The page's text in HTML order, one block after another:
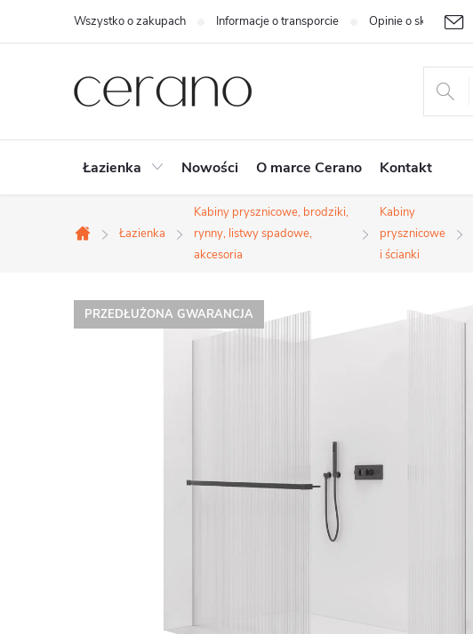
Wszystko o zakupach Informacje o transporcie Opinie o sklepie
Łazienka Nowości O marce Cerano Kontakt
Home
Łazienka
Kabiny prysznicowe, brodziki,
rynny, listwy spadowe,
akcesoria
Kabiny
prysznicowe
i ścianki
PRZEDŁUŻONA GWARANCJA